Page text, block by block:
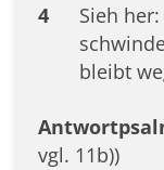
4
Sieh
bleibt
vgl. 11b))